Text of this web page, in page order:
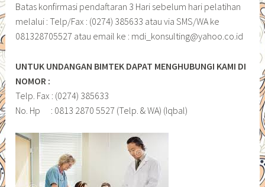
Batas konfirmasi pendaftaran 3 Hari sebelum hari pelatihan
melalui : Telp/Fax : (0274) 385633 atau via SMS/WA ke
081328705527 atau email ke : mdi_konsulting@yahoo.co.id
UNTUK UNDANGAN BIMTEK DAPAT MENGHUBUNGI KAMI DI
NOMOR :
Telp. Fax : (0274) 385633
No. Hp : 0813 2870 5527 (Telp. & WA) (Iqbal)